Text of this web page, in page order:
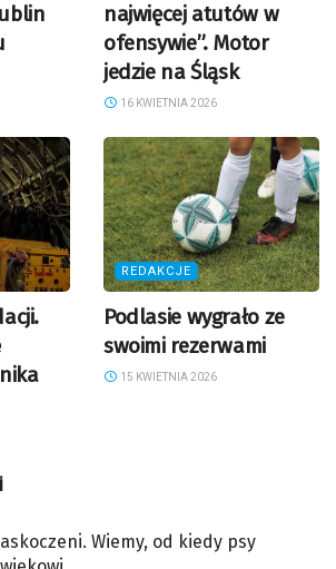
najwięcej atutów w
ofensywie”. Motor
jedzie na Śląsk
16 KWIETNIA 2026
REDAKCJE
Podlasie wygrało ze
swoimi rezerwami
15 KWIETNIA 2026
Wiemy, od kiedy psy